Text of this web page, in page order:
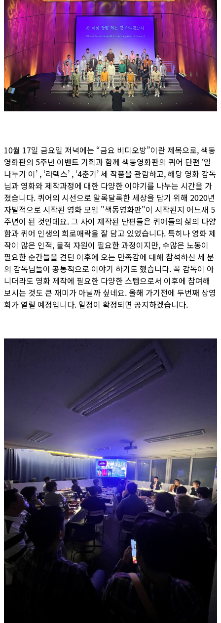
10월 17일 금요일 저녁에는 “금요 비디오방”이란 제목으로, 색동
영화판의 5주년 이벤트 기획과 함께 색동영화판의 퀴어 단편 ‘일
나누기 이’ , ‘라텍스’ , ‘4춘기’ 세 작품을 관람하고, 해당 영화 감독
님과 영화와 제작과정에 대한 다양한 이야기를 나누는 시간을 가
졌습니다. 퀴어의 시선으로 알록달록한 세상을 담기 위해 2020년
자발적으로 시작된 영화 모임 "색동영화판"이 시작된지 어느새 5
주년이 된 것인데요. 그 사이 제작된 단편들은 퀴어들의 삶의 다양
함과 퀴어 인생의 희로애락을 잘 담고 있었습니다. 특히나 영화 제
작이 많은 인적, 물적 자원이 필요한 과정이지만, 수많은 노동이
필요한 순간들을 견딘 이후에 오는 만족감에 대해 참석하신 세 분
의 감독님들이 공통적으로 이야기 하기도 했습니다. 꼭 감독이 아
니더라도 영화 제작에 필요한 다양한 스텝으로서 이후에 참여해
보시는 것도 큰 재미가 아닐까 싶네요. 올해 가기전에 두번째 상영
회가 열릴 예정입니다. 일정이 확정되면 공지하겠습니다.